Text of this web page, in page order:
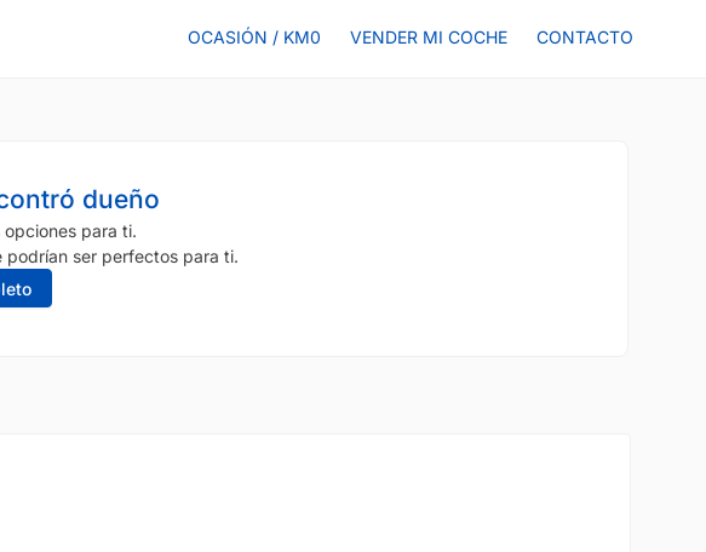
OCASIÓN / KM0 VENDER MI COCHE CONTACTO
dueño
para ti.
podrían ser perfectos para ti.